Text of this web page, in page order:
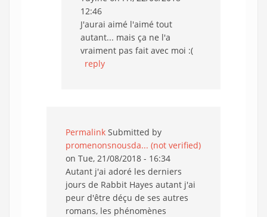
12:46
J'aurai aimé l'aimé tout
autant... mais ça ne l'a
vraiment pas fait avec moi :(
reply
Permalink Submitted by
promenonsnousda... (not verified)
on Tue, 21/08/2018 - 16:34
Autant j'ai adoré les derniers
jours de Rabbit Hayes autant j'ai
peur d'être déçu de ses autres
romans, les phénomènes